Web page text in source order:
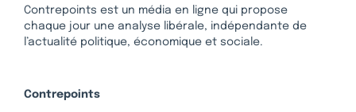
Contrepoints est un média en ligne qui propose
chaque jour une analyse libérale, indépendante de
l’actualité politique, économique et sociale.
Contrepoints